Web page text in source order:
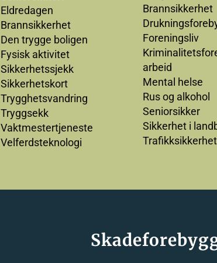
Eldredagen
Brannsikkerhet
Den trygge boligen
Fysisk aktivitet
Sikkerhetssjekk
Sikkerhetskort
Trygghetsvandring
Tryggsekk
Vaktmestertjeneste
Velferdsteknologi
Brannsikkerhet
Foreningsliv
arbeid
Mental helse
Rus og alkohol
Seniorsikker
Sikkerhet i
Trafikksikkerhet